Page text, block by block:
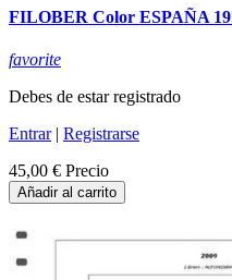
FILOBER Color ESPAÑA
favorite
Debes de estar registrado
Entrar| Registrarse
45,00 € Precio
Añadir al carrito